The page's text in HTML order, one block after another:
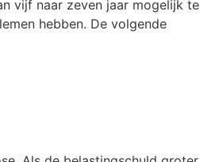
vijf naar zeven jaar mogelijk te
hebben. De volgende